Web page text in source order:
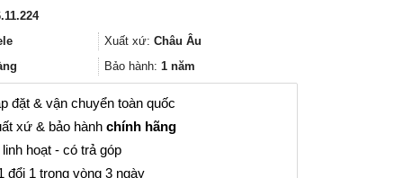
52.437.000₫. là:
39.327.000₫.
Xuất xứ: Châu Âu
Bảo hành: 1 năm
đặt & vận chuyển toàn quốc
xứ & bảo hành chính hãng
hoạt - có trả góp
đổi 1 trong vòng 3 ngày